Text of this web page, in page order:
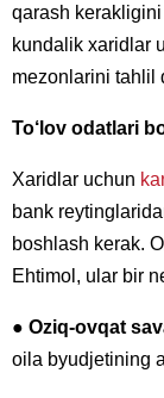
qarash
kundalik xaridlar
mezonlarini tahlil
To‘lov odatlari
Xaridlar uchun
bank
boshlash kerak.
Ehtimol, ular bir
● Oziq-ovqat
oila byudjetining